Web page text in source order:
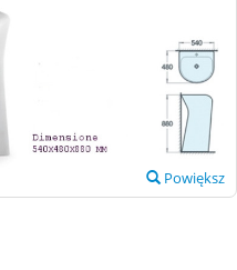
Powiększ